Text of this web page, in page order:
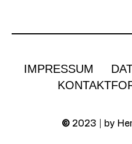
IMPRESSUM
©2023 | by